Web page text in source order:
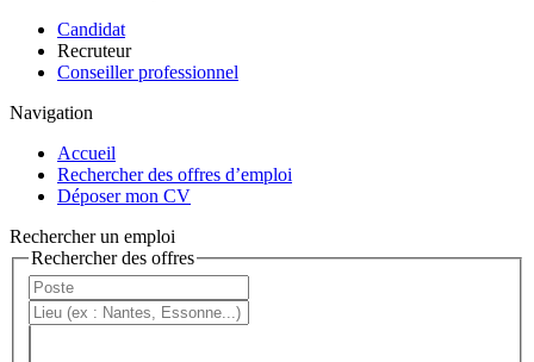
Candidat
Recruteur
Conseiller professionnel
Navigation
Accueil
Rechercher des offres d’emploi
Déposer mon CV
Rechercher un emploi
Rechercher des offres